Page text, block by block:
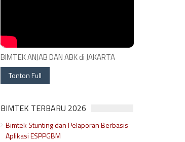
BIMTEK ANJAB DAN ABK di JAKARTA
Tonton Full
BIMTEK TERBARU 2026
Bimtek Stunting dan Pelaporan Berbasis
Aplikasi ESPPGBM